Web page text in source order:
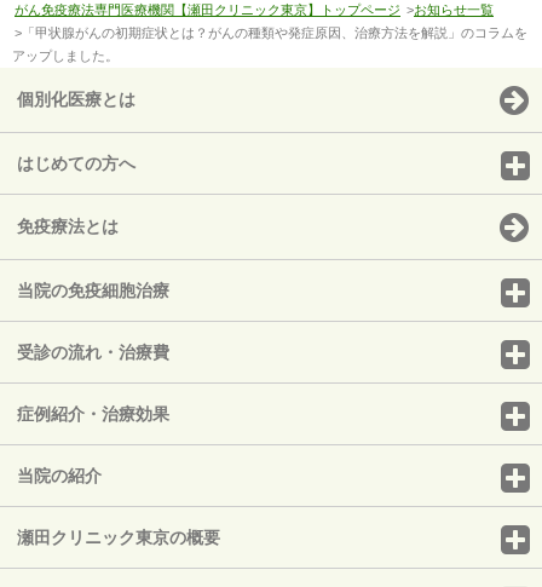
がん免疫療法専門医療機関【瀬田クリニック東京】トップページ >お知らせ一覧
>「甲状腺がんの初期症状とは？がんの種類や発症原因、治療方法を解説」のコラムを
アップしました。
個別化医療とは
はじめての方へ
免疫療法とは
当院の免疫細胞治療
受診の流れ・治療費
症例紹介・治療効果
当院の紹介
瀬田クリニック東京の概要